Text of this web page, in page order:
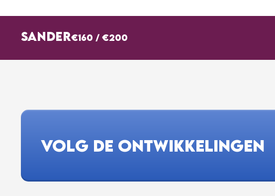
€5
ANONIEM €10
SANDER€160 / €200
VOLG DE ONTWIKKELINGEN